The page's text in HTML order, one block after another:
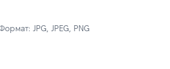
JPG, JPEG, PNG